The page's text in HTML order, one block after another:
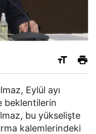
Eylül ayı
beklentilerin
bu yükselişte
kalemlerindeki